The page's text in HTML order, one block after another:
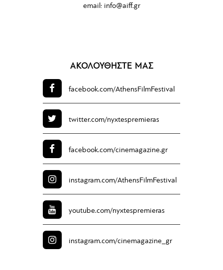
email: info@aiff.gr
ΑΚΟΛΟΥΘΗΣΤΕ ΜΑΣ
facebook.com/AthensFilmFestival
twitter.com/nyxtespremieras
facebook.com/cinemagazine.gr
instagram.com/AthensFilmFestival
youtube.com/nyxtespremieras
instagram.com/cinemagazine_gr